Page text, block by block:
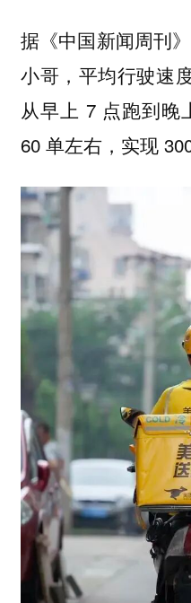
据《中国新闻周刊
小哥，平均行驶速
从早上 7 点跑到
60 单左右，实现